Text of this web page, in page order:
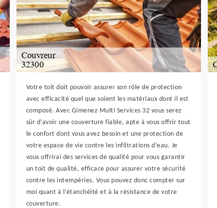
Votre toit doit pouvoir assurer son rôle de protection
avec efficacité quel que soient les matériaux dont il est
composé. Avec Gimenez Multi Services 32 vous serez
sûr d’avoir une couverture fiable, apte à vous offrir tout
le confort dont vous avez besoin et une protection de
votre espace de vie contre les infiltrations d’eau. Je
vous offrirai des services de qualité pour vous garantir
un toit de qualité, efficace pour assurer votre sécurité
contre les intempéries. Vous pouvez donc compter sur
moi quant à l’étanchéité et à la résistance de votre
couverture.